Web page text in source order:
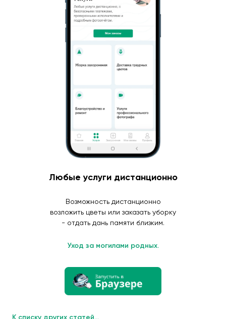
Любые услуги дистанционно
Возможность дистанционно
возложить цветы или заказать уборку
- отдать дань памяти близким.
Уход за могилами родных.
К списку других статей...